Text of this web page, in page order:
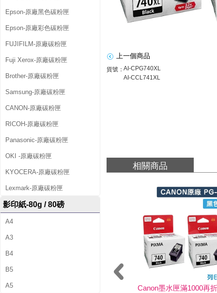
7
4
1
X
L
原
廠
容
量
墨
水
匣
超
值
組
Epson-原廠黑色碳粉匣
Epson-原廠彩色碳粉匣
FUJIFILM-原廠碳粉匣
Fuji Xerox-原廠碳粉匣
Brother-原廠碳粉匣
Samsung-原廠碳粉匣
CANON-原廠碳粉匣
RICOH-原廠碳粉匣
Panasonic-原廠碳粉匣
OKI -原廠碳粉匣
KYOCERA-原廠碳粉匣
Lexmark-原廠碳粉匣
影印紙-80g / 80磅
A4
A3
B4
B5
A5
上一個商品
貨號：AI-CPG740XL
AI-CCL741XL
相關商品
Canon墨水匣滿1000再